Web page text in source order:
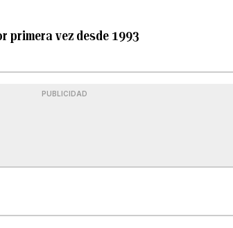
primera vez desde 1993
PUBLICIDAD